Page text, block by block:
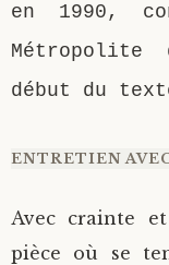
en 1990,
Métropolite
début du
ENTRETIEN
Avec crainte
pièce où se